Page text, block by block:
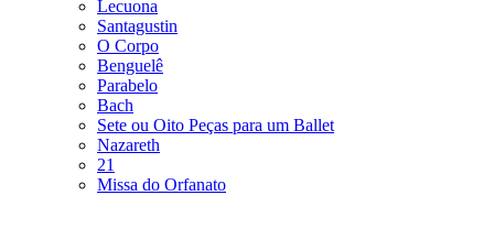
Lecuona
Santagustin
O Corpo
Benguelê
Parabelo
Bach
Sete ou Oito Peças para um Ballet
Nazareth
21
Missa do Orfanato